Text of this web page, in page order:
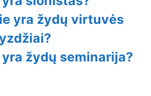
yra žydų virtuvės
yra žydų seminarija?